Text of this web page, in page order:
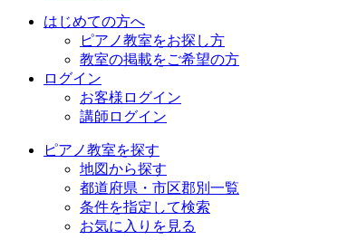
はじめての方へ
ピアノ教室をお探し方
教室の掲載をご希望の方
ログイン
お客様ログイン
講師ログイン
ピアノ教室を探す
地図から探す
都道府県・市区郡別一覧
条件を指定して検索
お気に入りを見る